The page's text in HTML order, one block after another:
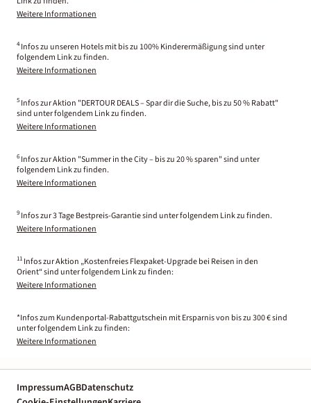
Weitere Informationen
4 Infos zu unseren Hotels mit bis zu 100% Kinderermäßigung sind unter
folgendem Link zu finden.
Weitere Informationen
5 Infos zur Aktion "DERTOUR DEALS – Spar dir die Suche, bis zu 50 % Rabatt"
sind unter folgendem Link zu finden.
Weitere Informationen
6 Infos zur Aktion "Summer in the City – bis zu 20 % sparen" sind unter
folgendem Link zu finden.
Weitere Informationen
9 Infos zur 3 Tage Bestpreis-Garantie sind unter folgendem Link zu finden.
Weitere Informationen
11 Infos zur Aktion „Kostenfreies Flexpaket-Upgrade bei Reisen in den
Orient“ sind unter folgendem Link zu finden:
Weitere Informationen
*Infos zum Kundenportal-Rabattgutschein mit Ersparnis von bis zu 300 € sind
unter folgendem Link zu finden:
Weitere Informationen
ImpressumAGBDatenschutz